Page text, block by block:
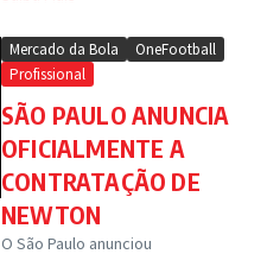
Mercado da Bola
OneFootball
Profissional
SÃO PAULO ANUNCIA
OFICIALMENTE A
CONTRATAÇÃO DE
NEWTON
O São Paulo anunciou